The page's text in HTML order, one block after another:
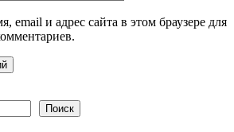
email и адрес сайта в этом браузере для
Поиск